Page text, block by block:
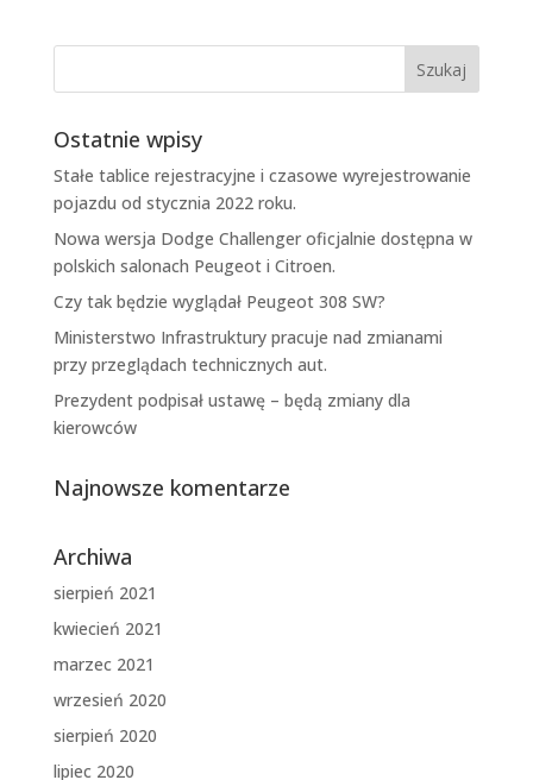
Ostatnie wpisy
Stałe tablice rejestracyjne i czasowe wyrejestrowanie
pojazdu od stycznia 2022 roku.
Nowa wersja Dodge Challenger oficjalnie dostępna w
polskich salonach Peugeot i Citroen.
Czy tak będzie wyglądał Peugeot 308 SW?
Ministerstwo Infrastruktury pracuje nad zmianami
przy przeglądach technicznych aut.
Prezydent podpisał ustawę – będą zmiany dla
kierowców
Najnowsze komentarze
Archiwa
sierpień 2021
kwiecień 2021
marzec 2021
wrzesień 2020
sierpień 2020
lipiec 2020